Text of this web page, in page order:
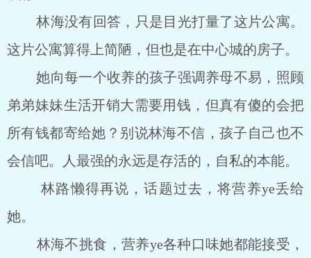
林海没有回答，只是目光打量了这片公寓。
这片公寓算得上简陋，但也是在中心城的房子。
她向每一个收养的孩子强调养母不易，照顾
弟弟妹妹生活开销大需要用钱，但真有傻的会把
所有钱都寄给她？别说林海不信，孩子自己也不
会信吧。人最强的永远是存活的，自私的本能。
林路懒得再说，话题过去，将营养ye丢给
她。
林海不挑食，营养ye各种口味她都能接受，